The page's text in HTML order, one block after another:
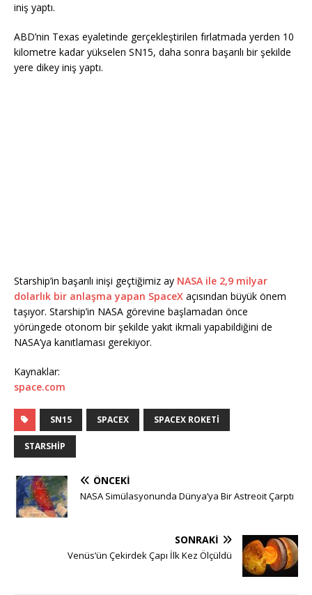
iniş yaptı.
ABD’nin Texas eyaletinde gerçekleştirilen fırlatmada yerden 10
kilometre kadar yükselen SN15, daha sonra başarılı bir şekilde
yere dikey iniş yaptı.
Starship’in başarılı inişi geçtiğimiz ay NASA ile 2,9 milyar
dolarlık bir anlaşma yapan SpaceX açısından büyük önem
taşıyor. Starship’in NASA görevine başlamadan önce
yörüngede otonom bir şekilde yakıt ikmali yapabildiğini de
NASA’ya kanıtlaması gerekiyor.
Kaynaklar:
space.com
SN15 SPACEX SPACEX ROKETI
STARSHIP
ÖNCEKI
NASA Simülasyonunda Dünya’ya Bir Astreoit Çarptı
SONRAKI
Venüs’ün Çekirdek Çapı İlk Kez Ölçüldü